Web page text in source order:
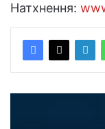
Натхнення: